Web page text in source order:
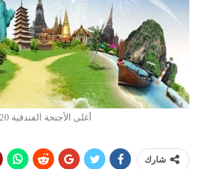
أغلى الأجنحة الفندقية 2020
شارك